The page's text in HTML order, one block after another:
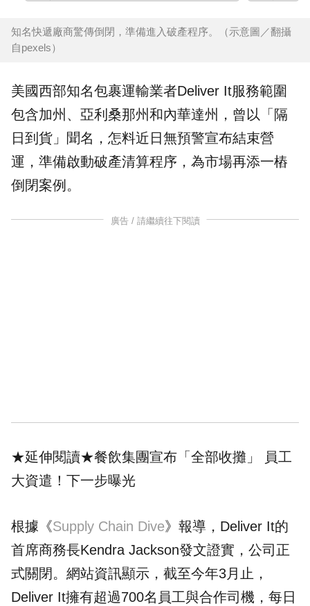
知名快遞廠商驚傳倒閉，準備進入破產程序。（示意圖／翻攝
自pexels）
美國西部知名包裹運輸業者Deliver It服務範圍
包含加州、亞利桑那州和內華達州，曾以「 隔
日到貨 」聞名，怎料近日無預警宣布結束營
運，準備啟動破產清算程序，為市場再添一樁
倒閉案例。
廣告 / 請繼續往下閱讀
★延伸閱讀★餐飲集團宣布「全部收攤」 員工
大資遣！下一步曝光
根據《Supply Chain Dive》報導，Deliver It的
首席商務長Kendra Jackson發文證實，公司正
式關閉。網站資訊顯示，截至今年3月止，
Deliver It擁有超過700名員工與合作司機，每日